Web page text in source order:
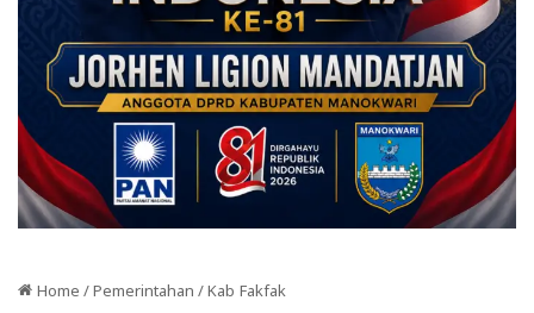
Home / Pemerintahan / Kab Fakfak